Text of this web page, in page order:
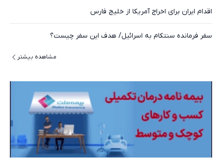
اقدام ایران برای اخراج آمریکا از خلیج فارس
سفر فرمانده سنتکام به اسرائیل/ هدف این سفر چیست؟
مشاهده بیشتر